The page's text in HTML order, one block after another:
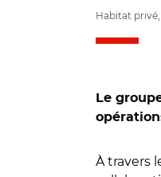
Habitat
Le
À travers